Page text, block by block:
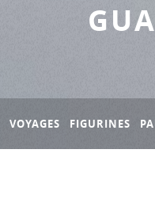
VOYAGES FIGURINES